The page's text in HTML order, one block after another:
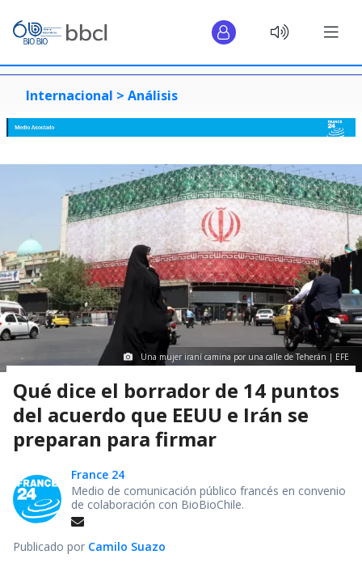
Internacional > Análisis
Una mujer iraní camina por una calle de Teherán | EFE
Qué dice el borrador de 14 puntos
del acuerdo que EEUU e Irán se
preparan para firmar
France 24
Medio de comunicación público francés en convenio
de colaboración con BioBioChile.
Publicado por Camilo Suazo